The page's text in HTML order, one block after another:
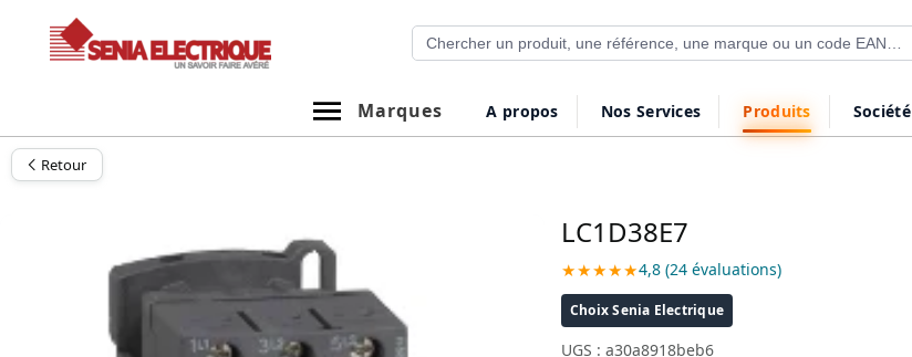
Recherche de produits
Marques
A propos Nos Services Produits Société
Retour
LC1D38E7
★★★★★4,8 (24 évaluations)
Choix Senia Electrique
UGS : a30a8918beb6